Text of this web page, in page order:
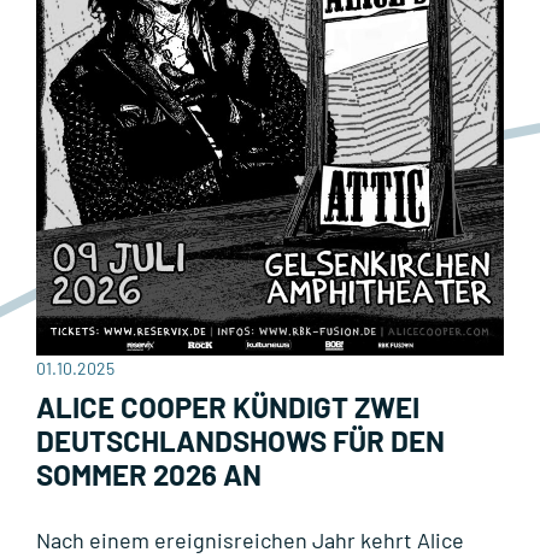
01.10.2025
ALICE COOPER KÜNDIGT ZWEI
DEUTSCHLANDSHOWS FÜR DEN
SOMMER 2026 AN
Nach einem ereignisreichen Jahr kehrt Alice